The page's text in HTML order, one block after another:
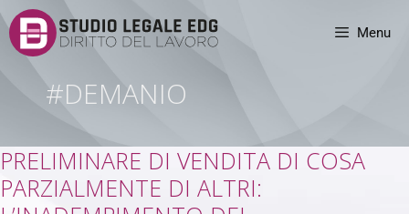
Menu
#DEMANIO
PRELIMINARE DI VENDITA DI COSA
PARZIALMENTE DI ALTRI: